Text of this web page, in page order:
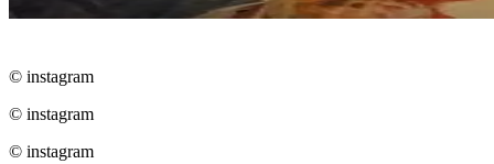
© instagram
© instagram
© instagram